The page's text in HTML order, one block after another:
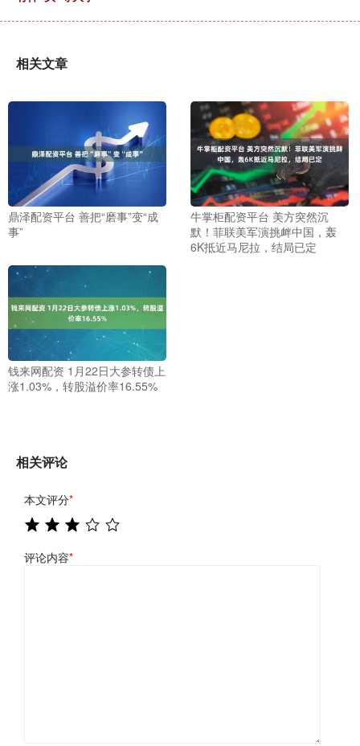
相关文章
鼎泽配资平台 善把“磨事”变“成
事”
牛掌柜配资平台 美方突然沉
默！菲联美军演挑衅中国，轰
6K抵近马尼拉，结局已定
钱来网配资 1月22日大参转债上
涨1.03%，转股溢价率16.55%
相关评论
本文评分*
评论内容*